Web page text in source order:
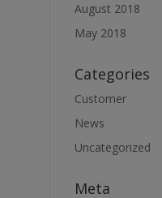
August 2018
May 2018
Categories
Customer
News
Uncategorized
Meta